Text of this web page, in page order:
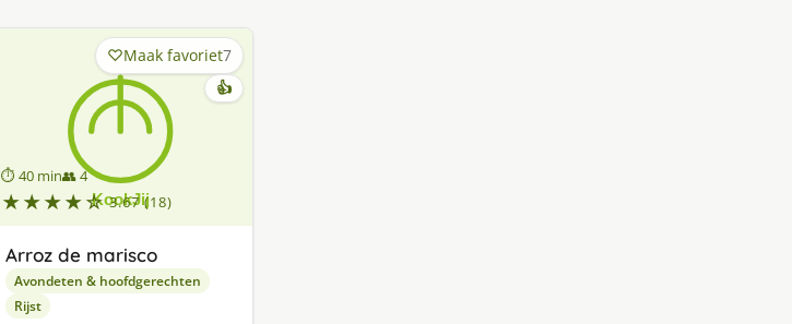
⏱ 40 min👥 4
★★★★☆ 3.67 (18)
Maak favoriet7
👍
Arroz de marisco
Avondeten & hoofdgerechten
Rijst